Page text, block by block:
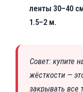
ленты 30–40
1.5–2 м.
Совет: купите
жёсткости —
закрывать все